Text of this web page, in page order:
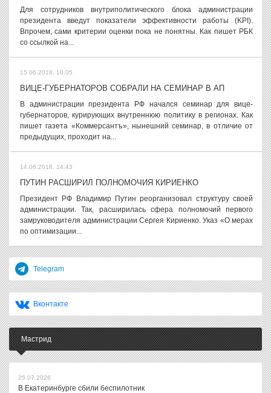
Для сотрудников внутриполитического блока администрации
президента введут показатели эффективности работы (KPI).
Впрочем, сами критерии оценки пока не понятны. Как пишет РБК
со ссылкой на...
15.06.2018, 10:05
ВИЦЕ-ГУБЕРНАТОРОВ СОБРАЛИ НА СЕМИНАР В АП
В администрации президента РФ начался семинар для вице-
губернаторов, курирующих внутреннюю политику в регионах. Как
пишет газета «Коммерсантъ», нынешний семинар, в отличие от
предыдущих, проходит на...
14.06.2018, 14:43
ПУТИН РАСШИРИЛ ПОЛНОМОЧИЯ КИРИЕНКО
Президент РФ Владимир Путин реорганизовал структуру своей
администрации. Так, расширилась сфера полномочий первого
замруководителя администрации Сергея Кириенко. Указ «О мерах
по оптимизации...
Telegram
Вконтакте
Мастрид
25.07.2026
В Екатеринбурге сбили беспилотник